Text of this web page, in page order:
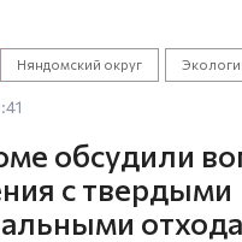
Няндомский округ
обсудили
с твердыми